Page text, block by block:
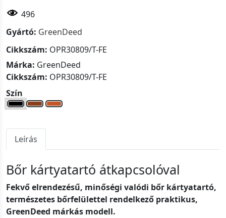
496
Gyártó: GreenDeed
Cikkszám: OPR30809/T-FE
Márka: GreenDeed
Cikkszám: OPR30809/T-FE
Szín
Leírás
Bőr kártyatartó átkapcsolóval
Fekvő elrendezésű, minőségi valódi bőr kártyatartó,
természetes bőrfelülettel rendelkező praktikus,
GreenDeed márkás modell.